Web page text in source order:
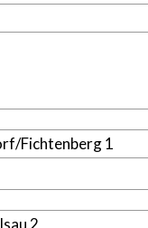
Fichtenberg 1
2